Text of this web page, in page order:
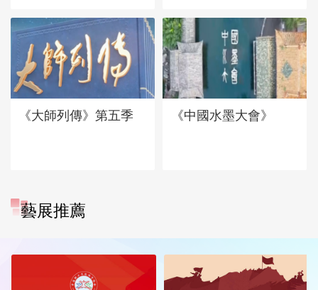
《大師列傳》第五季 《中國水墨大會》
藝展推薦